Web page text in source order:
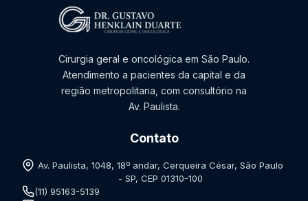
Cirurgia geral e oncológica em São Paulo.
Atendimento a pacientes da capital e da
região metropolitana, com consultório na
Av. Paulista.
Contato
Av. Paulista, 1048, 18º andar, Cerqueira César, São Paulo
- SP, CEP 01310-100
(11) 95163-5139